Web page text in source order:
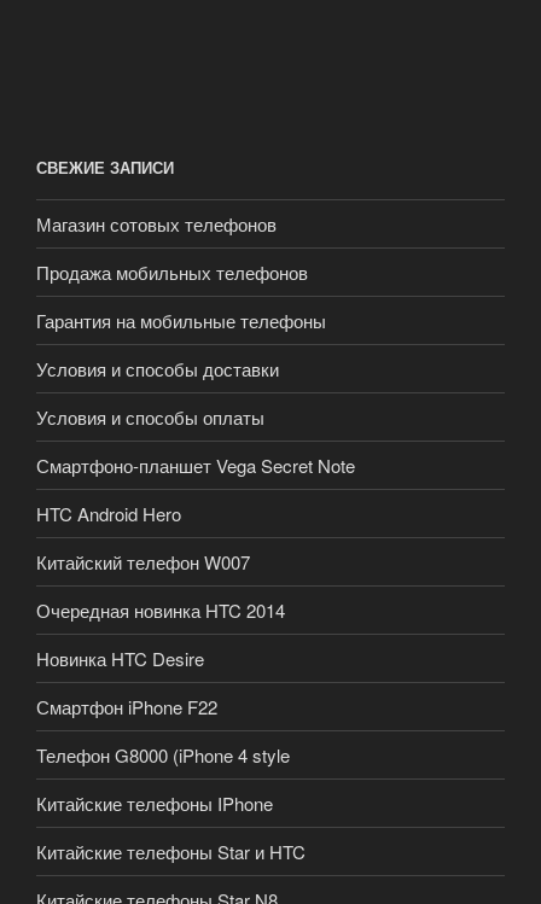
СВЕЖИЕ ЗАПИСИ
Магазин сотовых телефонов
Продажа мобильных телефонов
Гарантия на мобильные телефоны
Условия и способы доставки
Условия и способы оплаты
Смартфоно-планшет Vega Secret Note
HTC Android Hero
Китайский телефон W007
Очередная новинка HTC 2014
Новинка HTC Desire
Смартфон iPhone F22
Телефон G8000 (iPhone 4 style
Китайские телефоны IPhone
Китайские телефоны Star и HTC